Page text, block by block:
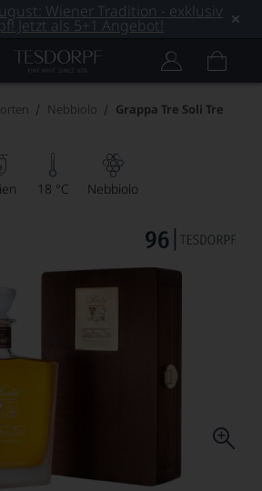
Wiener Tradition - exklusiv
Jetzt als 5+1 Angebot!
Nebbiolo Grappa Tre Soli Tre
18 °C Nebbiolo